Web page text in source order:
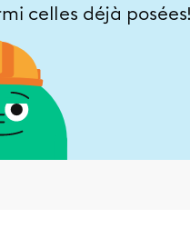
celles déjà